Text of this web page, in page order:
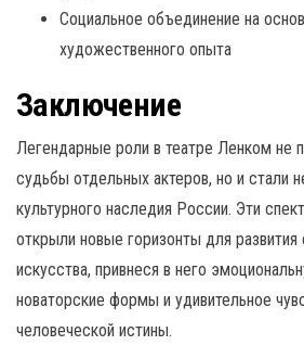
Социальное объединение на
художественного опыта
Заключение
Легендарные роли в театре Ленком не
судьбы отдельных актеров, но и стали
культурного наследия России. Эти
открыли новые горизонты для развития
искусства, привнеся в него
новаторские формы и удивительное
человеческой истины.